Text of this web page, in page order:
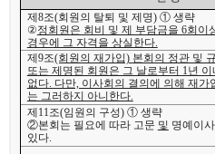
제8조(회원의 탈퇴 및 제명) ① 생략
②정회원은 회비 및 제 부담금을 6회이
경우에 그 자격을 상실한다.
제9조(회원의 재가입) 본회의 정관 및
또는 제명된 회원은 그 날로부터 1년
없다. 다만, 이사회의 결의에 의해 재가
는 그러하지 아니한다.
제11조(임원의 구성) ① 생략
②본회는 필요에 따라 고문 및 명예이
있다.